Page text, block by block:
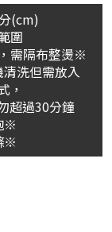
(cm)
圍
需隔布整燙※
洗但需放入
，
超過30分鐘
※
※